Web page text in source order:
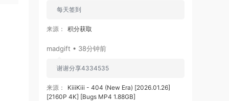
每天签到
来源： 积分获取
madgift • 38分钟前
谢谢分享4334535
来源：
KiiiKiii - 404 (New Era) [2026.01.26]
[2160P 4K] [Bugs MP4 1.88GB]